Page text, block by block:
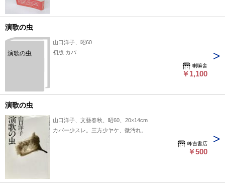
演歌の虫
演歌の虫
山口洋子、昭60
初版 カバ
喇嘛舎
￥1,100
演歌の虫
山口洋子、文藝春秋、昭60、20×14cm
カバー少スレ。三方少ヤケ、微汚れ。
峰吉書店
￥500